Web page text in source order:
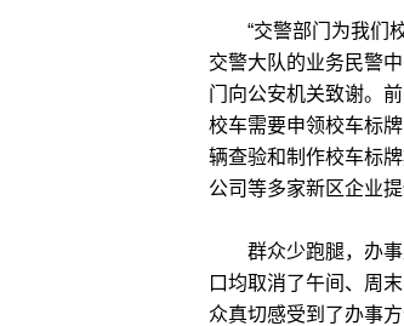
“交警部门为我们校
交警大队的业务民警
门向公安机关致谢。
校车需要申领校车标
辆查验和制作校车标
公司等多家新区企业
群众少跑腿，办事
口均取消了午间、周
众真切感受到了办事